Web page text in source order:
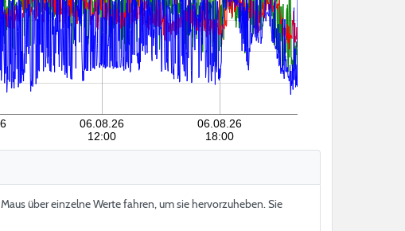
06.08.26
12:00
06.08.26
18:00
über einzelne Werte fahren, um sie hervorzuheben. Sie